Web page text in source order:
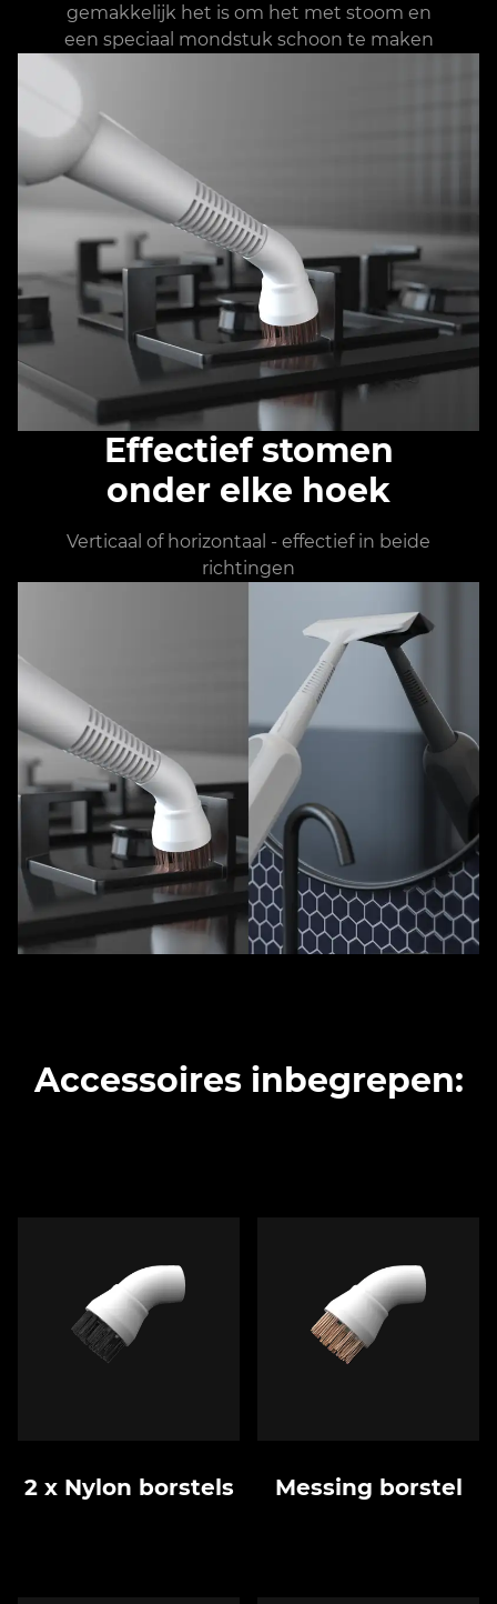
gemakkelijk het is om het met stoom en
een speciaal mondstuk schoon te maken
Effectief stomen
onder elke hoek
Verticaal of horizontaal - effectief in beide
richtingen
Accessoires inbegrepen:
2 x Nylon borstels Messing borstel